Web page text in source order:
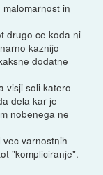
in
drugo ce koda ni
kaznijo
dodatne
visji soli katero
dela kar je
nobenega ne
varnostnih
"kompliciranje".